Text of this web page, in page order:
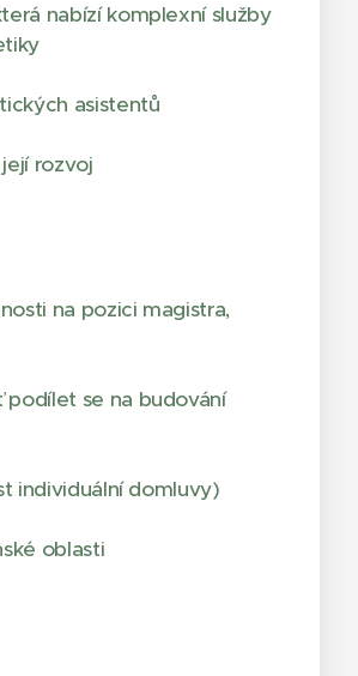
nabízí komplexní služby
asistentů
rozvoj
na pozici magistra,
podílet se na budování
individuální domluvy)
oblasti